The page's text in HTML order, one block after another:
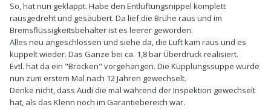
So, hat nun geklappt. Habe den Entlüftungsnippel komplett
rausgedreht und gesäubert. Da lief die Brühe raus und im
Bremsflüssigkeitsbehälter ist es leerer geworden.
Alles neu angeschlossen und siehe da, die Luft kam raus und es
kuppelt wieder. Das Ganze bei ca. 1,8 bar Überdruck realisiert.
Evtl. hat da ein "Brocken" vorgehangen. Die Kupplungssuppe wurde
nun zum erstem Mal nach 12 Jahren gewechselt.
Denke nicht, dass Audi die mal während der Inspektion gewechselt
hat, als das Klenn noch im Garantiebereich war.